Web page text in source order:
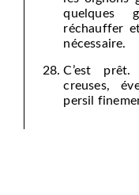
quelques
réchauffer
nécessaire.
C’est
creuses,
persil